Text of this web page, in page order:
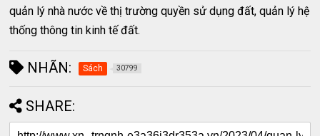
quản lý nhà nước về thị trường quyền sử dụng đất, quản lý hệ
thống thông tin kinh tế đất.
NHÃN: Sách 30799
SHARE: